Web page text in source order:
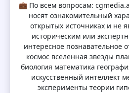
💼 По всем вопросам:
носят ознакомительный
открытых источниках и не
историческим или
интересное познавательное
космос вселенная звезды
биология математика
искусственный интеллект
эксперименты теории